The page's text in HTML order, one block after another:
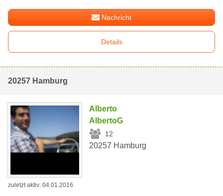
Nachricht
Details
20257 Hamburg
Alberto
AlbertoG
12
20257 Hamburg
zuletzt aktiv: 04.01.2016